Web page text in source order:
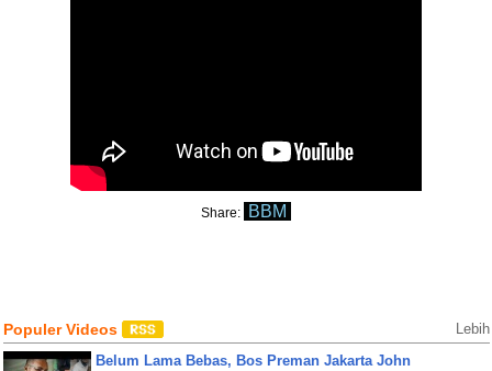
Share: BBM
Populer Videos Lebih
Belum Lama Bebas, Bos Preman Jakarta John